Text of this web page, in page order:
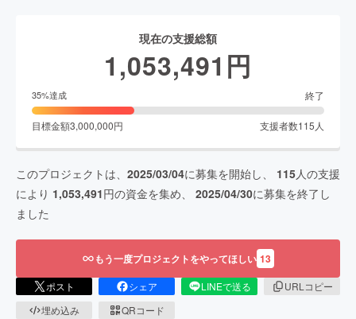
現在の支援総額
1,053,491 円
35%達成 終了
目標金額3,000,000円 支援者数115 人
このプロジェクトは、 2025/03/04に募集を開始し、 115人の支援
により 1,053,491円の資金を集め、 2025/04/30に募集を終了し
ました
もう一度プロジェクトをやってほしい 13
ポスト シェア LINEで送る
URLコピー
埋め込み
QRコード